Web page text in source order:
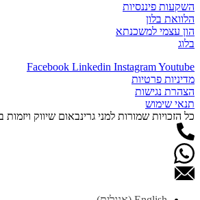
השקעות פיננסיות
הלוואת בלון
הון עצמי למשכנתא
בלוג
Facebook Linkedin InstagramYoutube
מדיניות פרטיות
הצהרת נגישות
תנאי שימוש
כל הזכויות שמורות למני גרינבאום שיווק